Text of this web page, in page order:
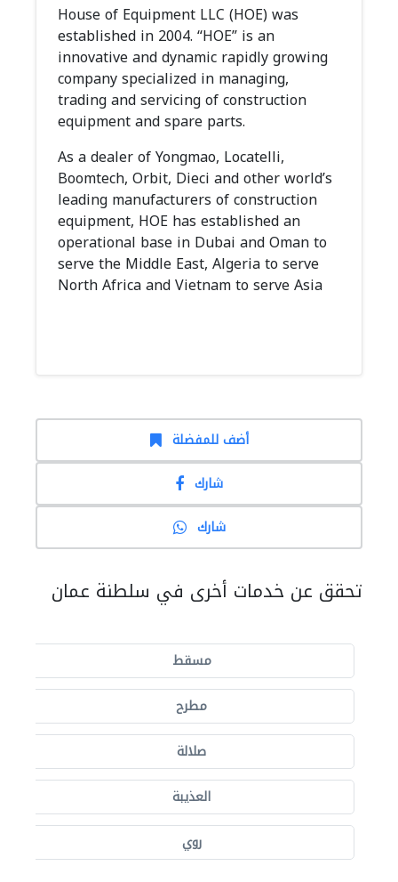
House of Equipment LLC (HOE) was
established in 2004. “HOE”​ is an
innovative and dynamic rapidly growing
company specialized in managing,
trading and servicing of construction
equipment and spare parts.
As a dealer of Yongmao, Locatelli,
Boomtech, Orbit, Dieci and other world’s
leading manufacturers of construction
equipment, HOE has established an
operational base in Dubai and Oman to
serve the Middle East, Algeria to serve
North Africa and Vietnam to serve Asia
أضف للمفضلة
شارك
شارك
تحقق عن خدمات أخرى في سلطنة عمان
مسقط
مطرح
صلالة
العذيبة
روي